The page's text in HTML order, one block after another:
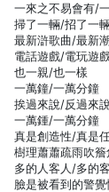
一來之不易會有/
掃了一輛/招了一
最新滸歌曲/最新
電話遊戲/電玩遊
也一親/也一樣
一萬鐘/一萬分鐘
挨過來說/反過來說
一萬鍾/一萬分鐘
真是創造性/真是
樹理蕭蕭疏雨吹
多的人客人/多的
臉是被看到的警